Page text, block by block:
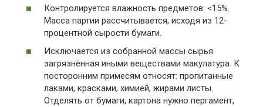
Контролируется влажность предметов: <15%.
Масса партии рассчитывается, исходя из 12-
процентной сырости бумаги.
Исключается из собранной массы сырья
загрязнённая иными веществами макулатура. К
посторонним примесям относят: пропитанные
лаками, красками, химией, жирами листы.
Отделять от бумаги, картона нужно пергамент,